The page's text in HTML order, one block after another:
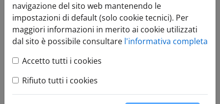
Prezzi al consumo
per le famiglie di
operai ed
impiegati
navigazione del sito web mantenendo le
impostazioni di default (solo cookie tecnici). Per
maggiori informazioni in merito ai cookie utilizzati
dal sito è possibile consultare l'informativa completa
Accetto tutti i cookies
Rifiuto tutti i cookies